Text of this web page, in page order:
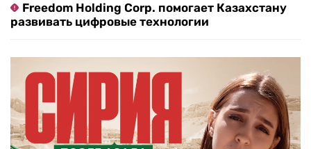
Freedom Holding Corp. помогает Казахстану
развивать цифровые технологии